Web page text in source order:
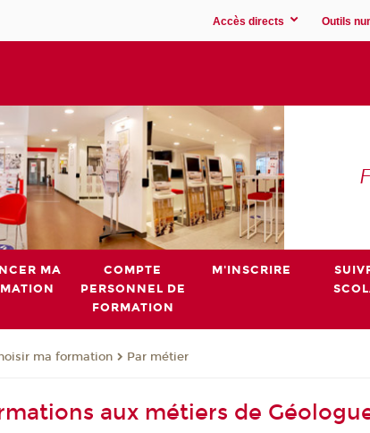
Accès directs Outils
MA
COMPTE
PERSONNEL DE
FORMATION
M'INSCRIRE
ma formation Par métier
aux métiers de